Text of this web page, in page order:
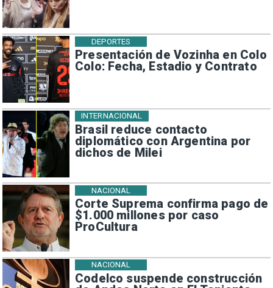
Presentación de Vozinha en Colo
Colo: Fecha, Estadio y Contrato
DEPORTES
Brasil reduce contacto
diplomático con Argentina por
dichos de Milei
INTERNACIONAL
Corte Suprema confirma pago de
$1.000 millones por caso
ProCultura
NACIONAL
Codelco suspende construcción
NACIONAL